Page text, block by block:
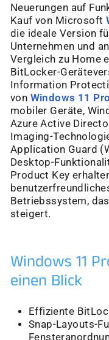
Neuerungen auf
Kauf von Microsoft
die ideale Version
Unternehmen und
Vergleich zu Home
BitLocker-
Information
von Windows 11 Pro
mobiler Geräte,
Azure Active
Imaging-
Application Guard
Desktop-
Product Key
Betriebssystem,
steigert.
Windows 11
einen Blick
Effiziente
Snap-Layouts-